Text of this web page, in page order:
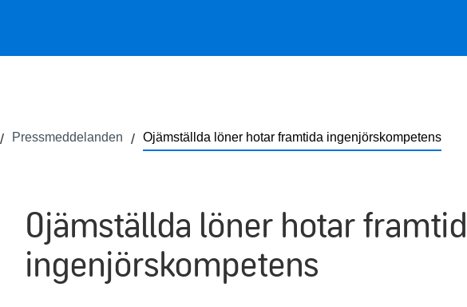
Pressmeddelanden Ojämställda löner hotar framtida ingenjörskompetens
Ojämställda löner hotar
ingenjörskompetens